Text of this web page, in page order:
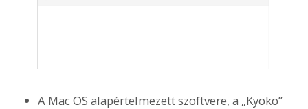
A Mac OS alapértelmezett szoftvere, a „Kyoko”